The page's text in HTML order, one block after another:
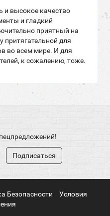
и высокое качество
и гладкий
приятный на
притягательной для
во всем мире. И для
к сожалению, тоже.
Подписаться
Безопасности
Условия